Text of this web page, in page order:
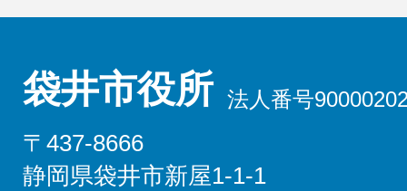
袋井市役所 法人番号
〒437-8666
静岡県袋井市新屋1-1-1